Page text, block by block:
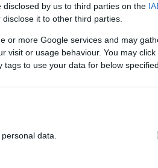
by us to third parties on the
it to other third parties.
or more Google services and may
visit or usage behaviour. You may
to use your data for below
data.
be legújabb, zebrás
reflektáló süti a
utalva Orbán Viktor